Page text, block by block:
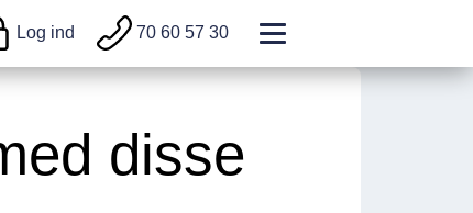
Log ind 70 60 57 30
disse